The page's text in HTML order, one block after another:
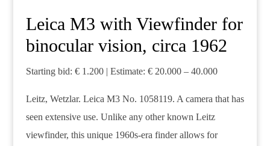
Leica M3 with Viewfinder for
binocular vision, circa 1962
Starting bid: € 1.200 | Estimate: € 20.000 – 40.000
Leitz, Wetzlar. Leica M3 No. 1058119. A camera that has
seen extensive use. Unlike any other known Leitz
viewfinder, this unique 1960s-era finder allows for